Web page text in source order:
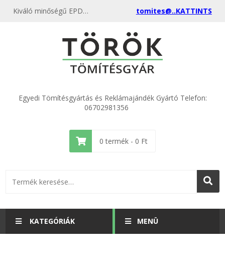
Kiváló minőségű EPDM gumilemez 1400x1000x3mm kedvező áron, egyenest a gyártótól, rendeld meg most és csatlakozz a több ezer elégedett vásárlóhoz. tomites@..KATTINTS
Egyedi Tömítésgyártás és Reklámajándék Gyártó Telefon:
06702981356
0 termék - 0 Ft
KATEGÓRIÁK MENÜ